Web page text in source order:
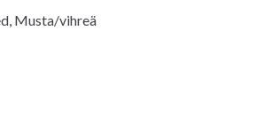
​​​​Musta/vihreä